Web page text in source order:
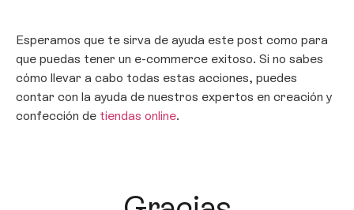
Esperamos que te sirva de ayuda este post como para
que puedas tener un e-commerce exitoso. Si no sabes
cómo llevar a cabo todas estas acciones, puedes
contar con la ayuda de nuestros expertos en creación y
confección de tiendas online.